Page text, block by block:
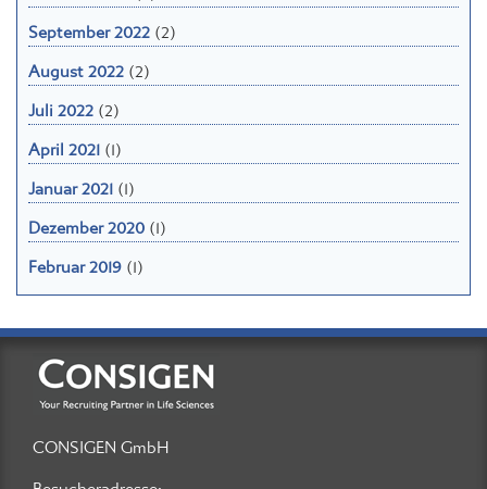
September 2022(2)
August 2022(2)
Juli 2022(2)
April 2021(1)
Januar 2021(1)
Dezember 2020(1)
Februar 2019(1)
CONSIGEN GmbH